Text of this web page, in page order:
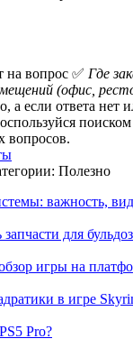
на вопрос ✅ Где
(офис,
а если ответа нет
вопросов.
Полезно
важность,
для
игры на
в игре
Pro?